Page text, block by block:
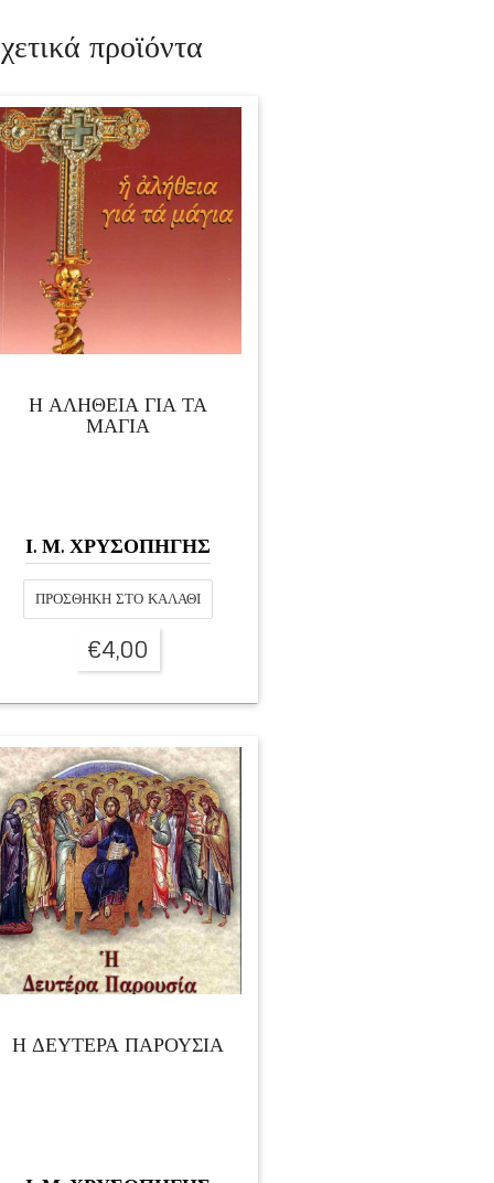
προϊόντα
Η ΑΛΗΘΕΙΑ ΓΙΑ ΤΑ
ΜΑΓΙΑ
Ι. Μ. ΧΡΥΣΟΠΗΓΗΣ
ΠΡΟΣΘΉΚΗ ΣΤΟ ΚΑΛΆΘΙ
€4,00
Η ΔΕΥΤΕΡΑ ΠΑΡΟΥΣΙΑ